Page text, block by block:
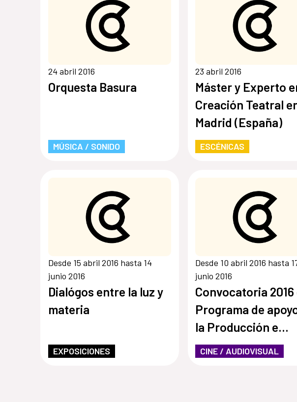
24 abril 2016
Orquesta Basura
MÚSICA / SONIDO
23 abril 2016
Máster y Experto
Creación Teatral
Madrid (España)
ESCÉNICAS
Desde 15 abril 2016 hasta 14
junio 2016
Dialógos entre la luz y
materia
EXPOSICIONES
Desde 10 abril 2016 hasta
junio 2016
Convocatoria 2016
Programa de
la Producción e
Investigación en
Medios
CINE / AUDIOVISUAL